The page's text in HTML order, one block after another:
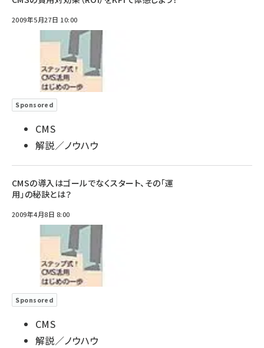
2009年5月27日 10:00
Sponsored
CMS
解説／ノウハウ
CMSの導入はゴールでなくスタート、その「運
用」の秘訣とは？
2009年4月8日 8:00
Sponsored
CMS
解説／ノウハウ